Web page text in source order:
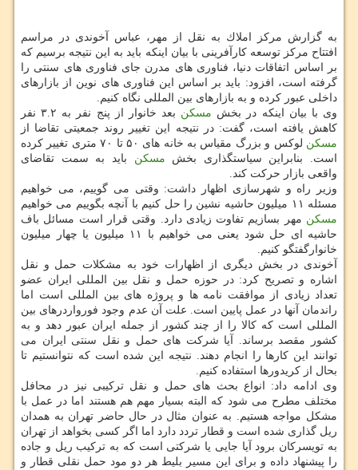
به گزارش مركز املاك به نقل از مهر، عباس آخوندی در مراسم
افتتاح مركز توسعه كارآفرینی با بیان اینكه باید به این نتیجه برسیم كه
بر اساس اتفاقات دنیا، فناوری های مدرن جای فناوری های سنتی را
گرفته است، افزود: باید بر اساس این فناوری های نوین از بازارهای
داخلی عبور كرده و به بازارهای بین المللی نگاه كنیم.
وی با بیان اینكه در بخش مسكن
بعد خانوار از پنج نفر به ۳.۲ نفر
كاهش یافته است، گفت: در نتیجه این تغییر روند جمعیتی تقاضا از
مسكن
لوكس و بزرگ مقیاس به خانه های ۵۰ تا ۷۰ متری تغییر كرده
است. بنابراین سیاستگذاری بخش مسكن باید به سمت تقاضای
واقعی بازار حركت كند.
وزیر راه و شهرسازی اظهار داشت: وقتی می گوییم، می خواهیم
مسئله ۱۱ میلیون حاشیه نشین را حل كنیم با آنچه بگوییم می خواهیم
مسكن مهر بسازیم تفاوت زیادی دارد. وقتی قرار است مسائل باف
حاشیه ای حل شود یعنی می خواهیم با ۱۱ میلیون یا چهار میلیون
خانوارگفتگو كنیم.
آخوندی در بخش دیگری از اظهارات خود به مشكلات حمل و نقل
اشاره و تصریح كرد: در حوزه حمل و نقل بین المللی ایران عضو
تعداد زیادی از موافقت نامه ها و پروژه های بین المللی است اما
راندمان آنها در عمل پایین است. علت آن عدم وجود فورواردرهای بین
المللی است كه كالا را از چند كشور از جمله ایران عبور دهد و به
كشور مقصد برساند. آیا شركت های حمل و نقل سنتی ایران می
توانند این كارها را انجام دهند. نتیجه این شده است كه نتوانستیم تا
بحال از كریدورها استفاده كنیم.
وی ادامه داد: انواع بحث های حمل و نقل تركیبی نیز در محافل
مختلف مطرح می شود كه البته بسیار مهم هم هستند اما در عمل با
مشكل مواجه هستیم. به عنوان مثال در حال حاضر تهران به همدان
ریل گذاری شده است و قطار تردد دارد اما اگر كسی بخواهد از تهران
به تویسركان برود آیا جایی یا شركتی است كه به تركیب ریل و جاده
را پیشنهاد داده و برای این مسیر بلیط هر دو مود حمل نقلی قطار و